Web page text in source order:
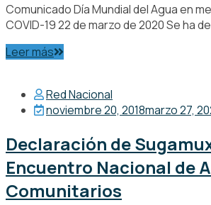
Comunicado Día Mundial del Agua en
COVID-19 22 de marzo de 2020 Se ha
Leer más
Red Nacional
noviembre 20, 2018marzo 27,
Declaración de
Encuentro Nacional de
Comunitarios